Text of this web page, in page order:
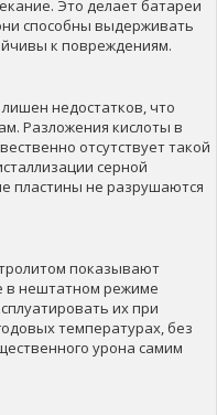
Это делает батареи
способны выдерживать
к повреждениям.
недостатков, что
Разложения кислоты в
отсутствует такой
серной
пластины не разрушаются
показывают
в нештатном режиме
их при
температурах, без
урона самим